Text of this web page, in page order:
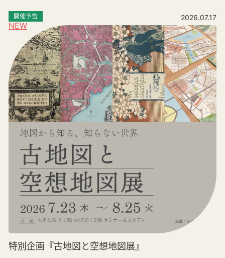
NEW
開催予告 2026.07.17
特別企画『古地図と空想地図展』